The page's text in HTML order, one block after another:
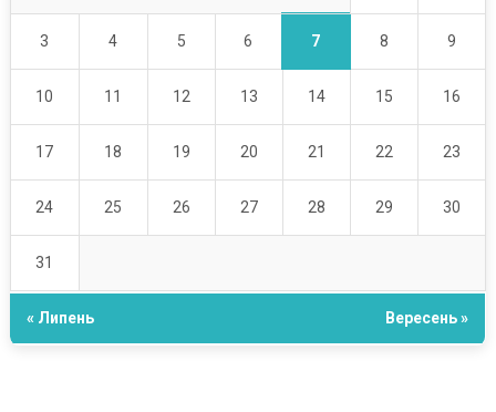
3 4 5 6 7 8 9
10 11 12 13 14 15 16
17 18 19 20 21 22 23
24 25 26 27 28 29 30
31
« Липень Вересень »